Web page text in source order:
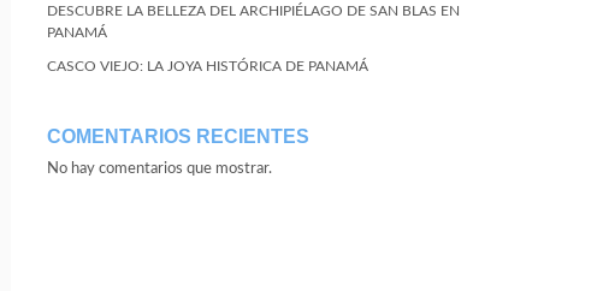
DESCUBRE LA BELLEZA DEL ARCHIPIÉLAGO DE SAN BLAS EN
PANAMÁ
CASCO VIEJO: LA JOYA HISTÓRICA DE PANAMÁ
COMENTARIOS RECIENTES
No hay comentarios que mostrar.